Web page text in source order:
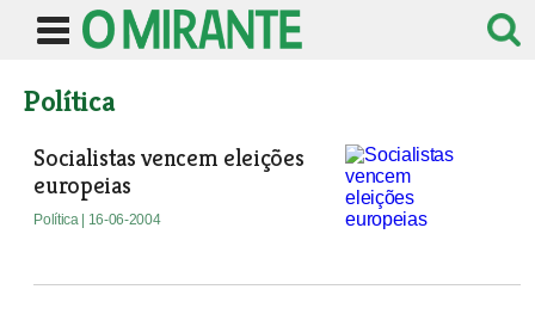
Política
Socialistas vencem eleições
europeias
Política | 16-06-2004